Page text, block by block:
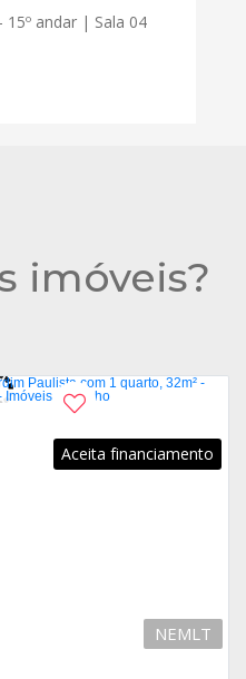
15º andar | Sala 04
imóveis?
Aceita financiamento
NEMLT